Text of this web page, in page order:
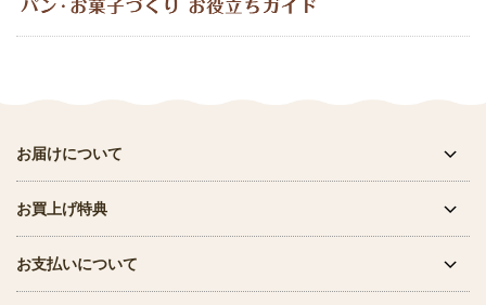
お届けについて
お買上げ特典
お支払いについて